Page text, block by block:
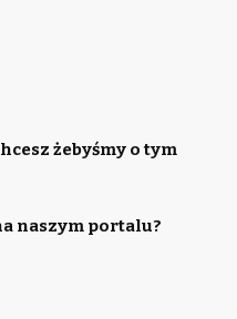
żebyśmy o tym
naszym portalu?